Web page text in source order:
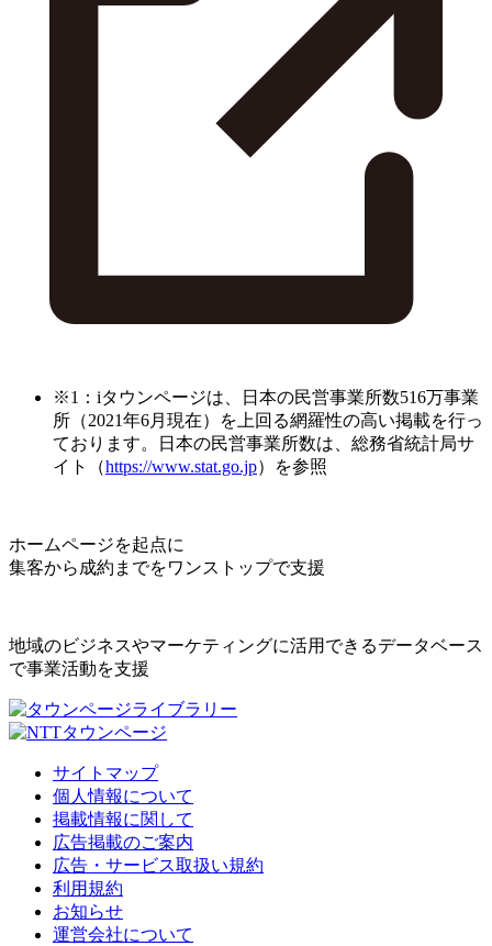
※1：iタウンページは、日本の民営事業所数516万事業
所（2021年6月現在）を上回る網羅性の高い掲載を行っ
ております。日本の民営事業所数は、総務省統計局サ
イト（https://www.stat.go.jp）を参照
ホームページを起点に
集客から成約までをワンストップで支援
地域のビジネスやマーケティングに活用できるデータベース
で事業活動を支援
サイトマップ
個人情報について
掲載情報に関して
広告掲載のご案内
広告・サービス取扱い規約
利用規約
お知らせ
運営会社について